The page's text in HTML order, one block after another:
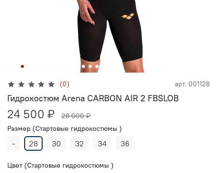
(0) арт. 001128
Гидрокостюм Arena CARBON AIR 2 FBSLOB
24 500 ₽
28 000 ₽
Размер (Стартовые гидрокостюмы )
- 28 30 32 34 36
Цвет (Стартовые гидрокостюмы )